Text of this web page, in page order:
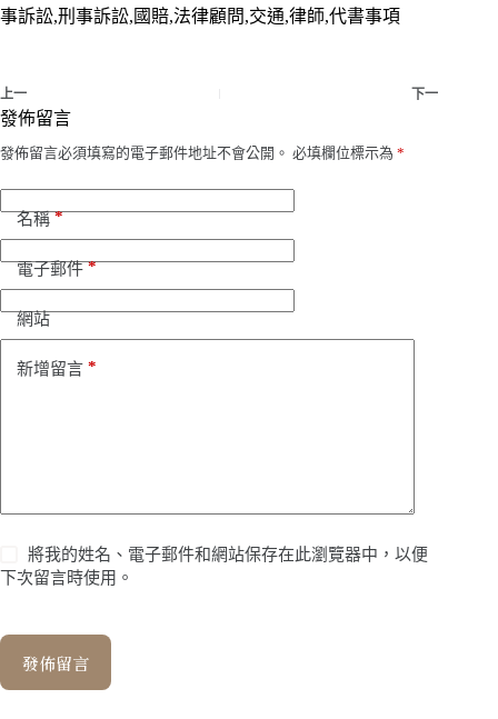
事訴訟,刑事訴訟,國賠,法律顧問,交通,律師,代書事項
上一 下一
發佈留言
發佈留言必須填寫的電子郵件地址不會公開。 必填欄位標示為 *
名稱*
電子郵件*
網站
新增留言 *
將我的姓名、電子郵件和網站保存在此瀏覽器中，以便
下次留言時使用。
發佈留言